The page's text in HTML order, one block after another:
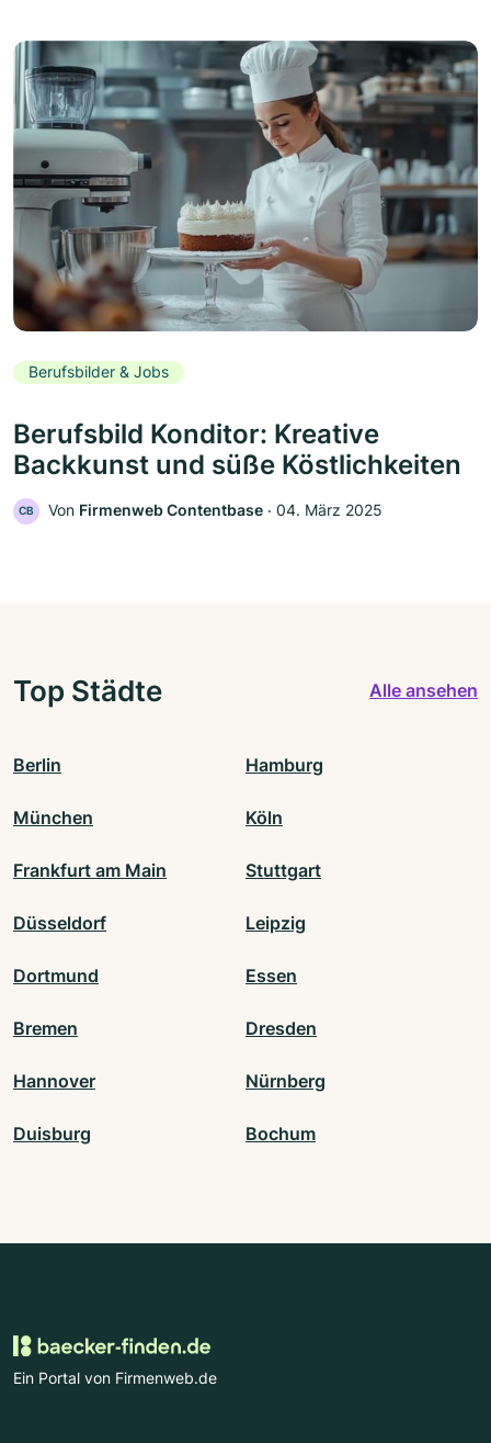
Berufsbilder & Jobs
Berufsbild Konditor: Kreative
Backkunst und süße Köstlichkeiten
CB Von Firmenweb Contentbase ‧ 04. März 2025
Top Städte Alle ansehen
Berlin Hamburg
München Köln
Frankfurt am Main Stuttgart
Düsseldorf Leipzig
Dortmund Essen
Bremen Dresden
Hannover Nürnberg
Duisburg Bochum
Ein Portal von Firmenweb.de